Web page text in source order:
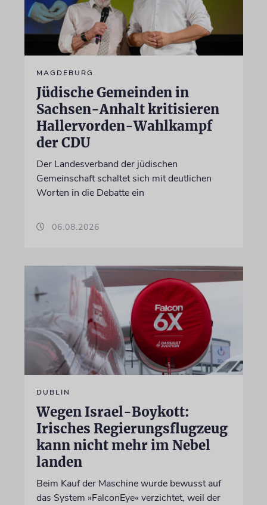
MAGDEBURG
Jüdische Gemeinden in
Sachsen-Anhalt kritisieren
Hallervorden-Wahlkampf
der CDU
Der Landesverband der jüdischen
Gemeinschaft schaltet sich mit deutlichen
Worten in die Debatte ein
06.08.2026
DUBLIN
Wegen Israel-Boykott:
Irisches Regierungsflugzeug
kann nicht mehr im Nebel
landen
Beim Kauf der Maschine wurde bewusst auf
das System »FalconEye« verzichtet, weil der